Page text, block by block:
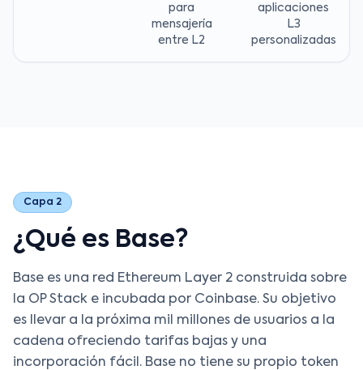
para
mensajería
entre L2
aplicaciones
L3
personalizadas
Capa 2
¿Qué es Base?
Base es una red Ethereum Layer 2 construida sobre
la OP Stack e incubada por Coinbase. Su objetivo
es llevar a la próxima mil millones de usuarios a la
cadena ofreciendo tarifas bajas y una
incorporación fácil. Base no tiene su propio token